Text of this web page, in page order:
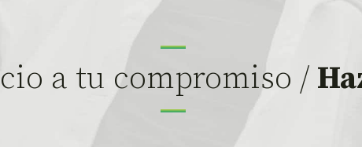
a tu compromiso /